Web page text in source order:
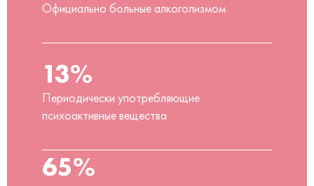
Официально больные алкоголизмом
13%
Периодически употребляющие
психоактивные вещества
65%